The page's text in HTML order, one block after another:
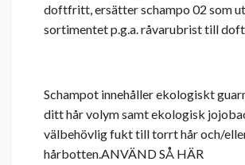
doftfritt, ersätter schampo 02 som
sortimentet p.g.a. råvarubrist till
Schampot innehåller ekologiskt
ditt hår volym samt ekologisk
välbehövlig fukt till torrt hår och/
hårbotten. ANVÄND SÅ HÄR